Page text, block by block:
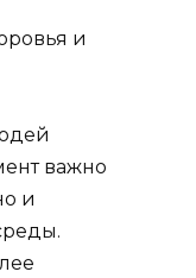
и
важно
и